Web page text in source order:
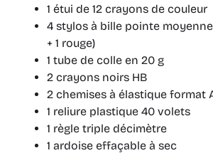
1 étui de 12 crayons de couleur
4 stylos à bille pointe moyenne
+ 1 rouge)
1 tube de colle en 20 g
2 crayons noirs HB
2 chemises à élastique format
1 reliure plastique 40 volets
1 règle triple décimètre
1 ardoise effaçable à sec